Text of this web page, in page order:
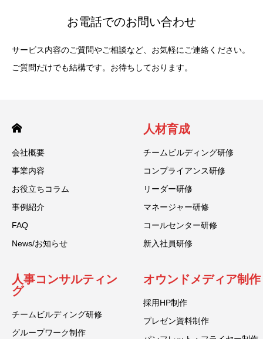
お電話でのお問い合わせ
サービス内容のご質問やご相談など、お気軽にご連絡ください。
ご質問だけでも結構です。お待ちしております。
会社概要
事業内容
お役立ちコラム
事例紹介
FAQ
News/お知らせ
人材育成
チームビルディング研修
コンプライアンス研修
リーダー研修
マネージャー研修
コールセンター研修
新入社員研修
人事コンサルティン
グ
チームビルディング研修
グループワーク制作
オウンドメディア制作
採用HP制作
プレゼン資料制作